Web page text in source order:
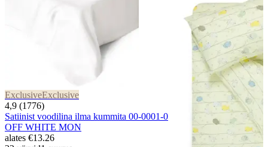
ExclusiveExclusive
4,9 (1776)
Satiinist voodilina ilma kummita 00-0001-0
OFF WHITE MON
alates €13.26